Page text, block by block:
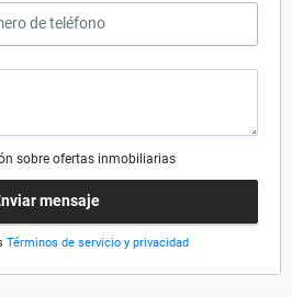
sobre ofertas inmobiliarias
mensaje
Términos de servicio y privacidad